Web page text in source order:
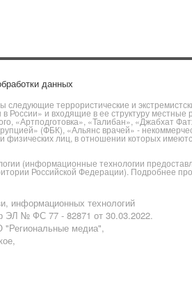
данных
террористические и
России» и входящие в ее структуру
«Артподготовка», «Талибан»,
(ФБК), «Альянс врачей» -
лиц, в отношении которых
(информационные технологии
Российской Федерации). Подробнее
информационных технологий
ЭЛ № ФС 77 - 82871 от 30.03.2022.
медиа",